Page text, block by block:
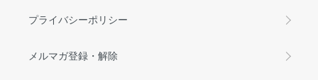
プライバシーポリシー
メルマガ登録・解除